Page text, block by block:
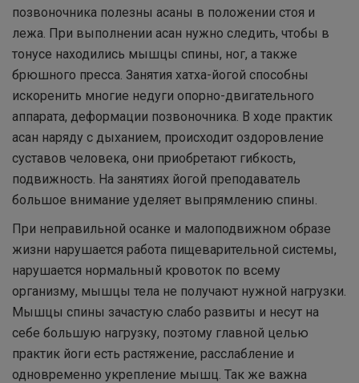
позвоночника полезны асаны в положении стоя и
лежа. При выполнении асан нужно следить, чтобы в
тонусе находились мышцы спины, ног, а также
брюшного пресса. Занятия хатха-йогой способны
искоренить многие недуги опорно-двигательного
аппарата, деформации позвоночника. В ходе практик
асан наряду с дыханием, происходит оздоровление
суставов человека, они приобретают гибкость,
подвижность. На занятиях йогой преподаватель
большое внимание уделяет выпрямлению спины.
При неправильной осанке и малоподвижном образе
жизни нарушается работа пищеварительной системы,
нарушается нормальный кровоток по всему
организму, мышцы тела не получают нужной нагрузки.
Мышцы спины зачастую слабо развиты и несут на
себе большую нагрузку, поэтому главной целью
практик йоги есть растяжение, расслабление и
одновременно укрепление мышц. Так же важна